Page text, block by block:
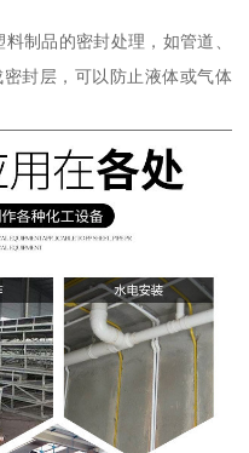
制品的密封处理，如管道、
封层，可以防止液体或气体